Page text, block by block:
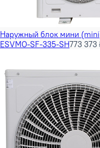
Наружный блок мини
ESVMO-SF-335-SH773 373